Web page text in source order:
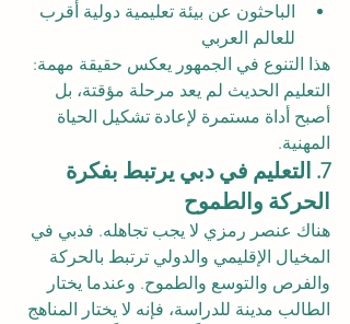
الباحثون عن بيئة تعليمية دولية أقرب
للعالم العربي
هذا التنوع في الجمهور يعكس حقيقة مهمة:
التعليم الحديث لم يعد مرحلة مؤقتة، بل
أصبح أداة مستمرة لإعادة تشكيل الحياة
المهنية.
7. التعليم في دبي يرتبط بفكرة
الحركة والطموح
هناك عنصر رمزي لا يجب تجاهله. فدبي في
المخيال الإقليمي والدولي ترتبط بالحركة
والفرص والتوسع والطموح. وعندما يختار
الطالب مدينة للدراسة، فإنه لا يختار المناهج